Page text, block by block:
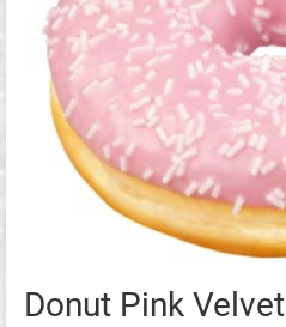
Donut Pink Velvet